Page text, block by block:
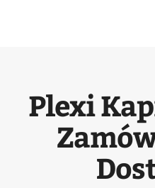
Plexi